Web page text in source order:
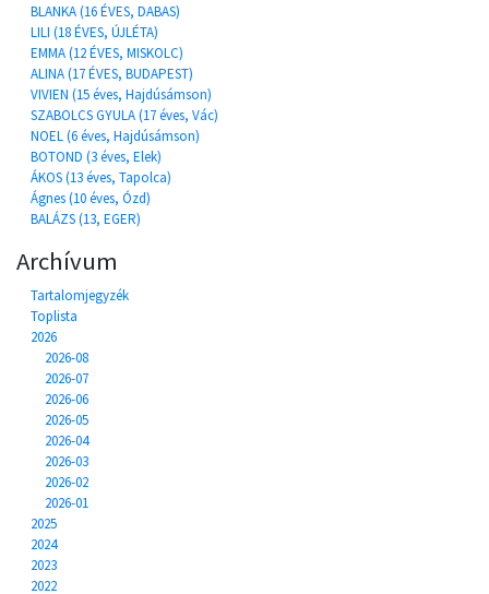
BLANKA (16 ÉVES, DABAS)
LILI (18 ÉVES, ÚJLÉTA)
EMMA (12 ÉVES, MISKOLC)
ALINA (17 ÉVES, BUDAPEST)
VIVIEN (15 éves, Hajdúsámson)
SZABOLCS GYULA (17 éves, Vác)
NOEL (6 éves, Hajdúsámson)
BOTOND (3 éves, Elek)
ÁKOS (13 éves, Tapolca)
Ágnes (10 éves, Ózd)
BALÁZS (13, EGER)
Archívum
Tartalomjegyzék
Toplista
2026
2026-08
2026-07
2026-06
2026-05
2026-04
2026-03
2026-02
2026-01
2025
2024
2023
2022